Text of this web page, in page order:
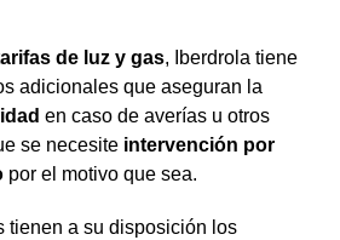
de luz y gas, Iberdrola tiene
adicionales que aseguran la
en caso de averías u otros
se necesite intervención por
por el motivo que sea.
tienen a su disposición los